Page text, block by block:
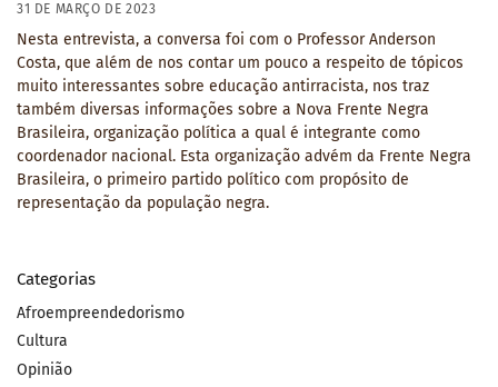
31 DE MARÇO DE 2023
Nesta entrevista, a conversa foi com o Professor Anderson
Costa, que além de nos contar um pouco a respeito de tópicos
muito interessantes sobre educação antirracista, nos traz
também diversas informações sobre a Nova Frente Negra
Brasileira, organização política a qual é integrante como
coordenador nacional. Esta organização advém da Frente Negra
Brasileira, o primeiro partido político com propósito de
representação da população negra.
Categorias
Afroempreendedorismo
Cultura
Opinião